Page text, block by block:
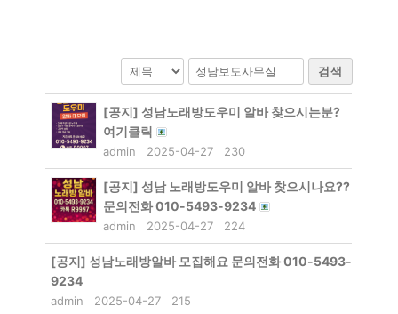
검색
[공지]성남노래방도우미 알바 찾으시는분?
여기클릭
admin 2025-04-27 230
[공지]성남 노래방도우미 알바 찾으시나요??
문의전화 010-5493-9234
admin 2025-04-27 224
[공지]성남노래방알바 모집해요 문의전화 010-5493-
9234
admin 2025-04-27 215